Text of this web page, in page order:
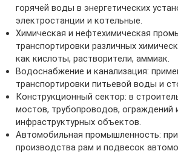
горячей воды в энергетических
электростанции и котельные.
Химическая и нефтехимическая
транспортировки различных
как кислоты, растворители, аммиак.
Водоснабжение и канализация:
транспортировки питьевой воды и
Конструкционный сектор: в
мостов, трубопроводов, ограждений
инфраструктурных объектов.
Автомобильная промышленность:
производства рам и подвесок